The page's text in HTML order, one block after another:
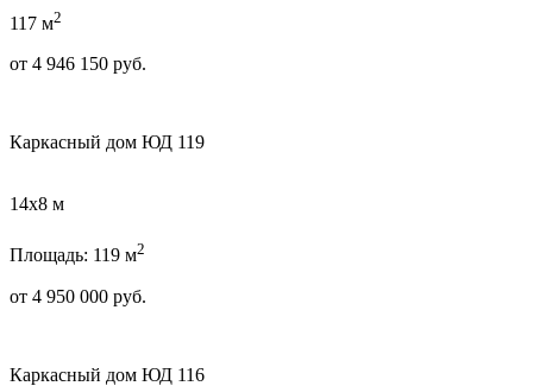
117 м2
от 4 946 150 руб.
Каркасный дом ЮД 119
14х8 м
Площадь: 119 м2
от 4 950 000 руб.
Каркасный дом ЮД 116